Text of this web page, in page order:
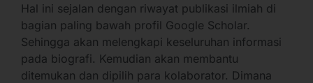
Hal ini sejalan dengan riwayat publikasi ilmiah di
bagian paling bawah profil Google Scholar.
Sehingga akan melengkapi keseluruhan informasi
pada biografi. Kemudian akan membantu
ditemukan dan dipilih para kolaborator. Dimana